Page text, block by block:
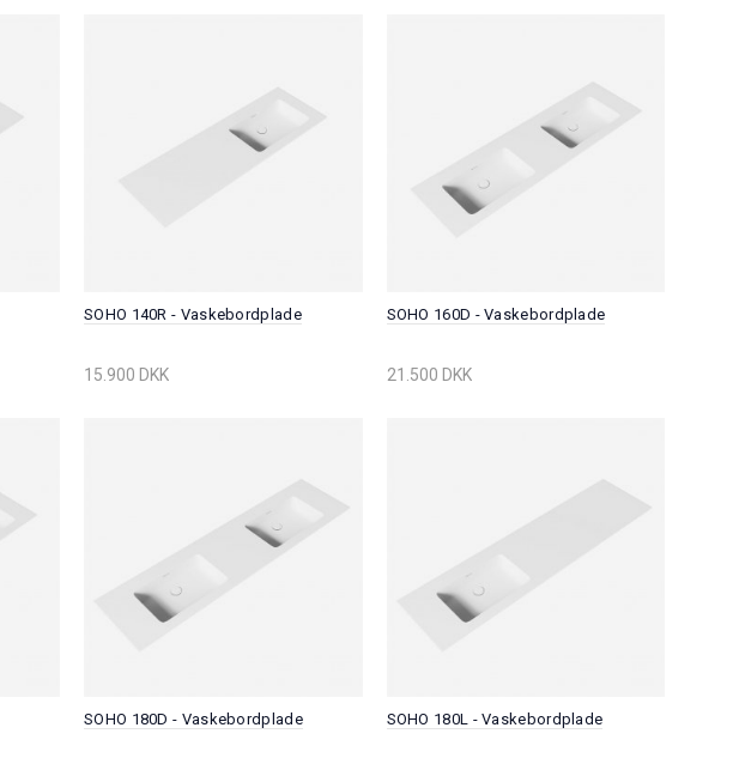
SOHO 140R - Vaskebordplade
15.900 DKK
SOHO 160D - Vaskebordplade
21.500 DKK
SOHO 180D - Vaskebordplade SOHO 180L - Vaskebordplade